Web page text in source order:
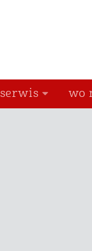
serwis wo